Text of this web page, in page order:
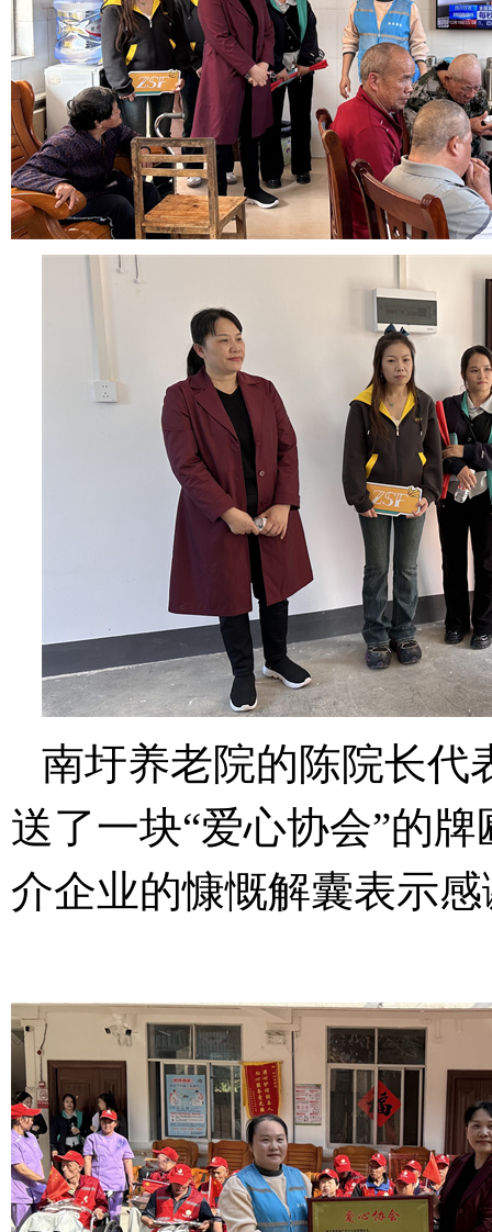
南圩养老院的陈院长代
送了一块“爱心协会”的
介企业的慷慨解囊表示